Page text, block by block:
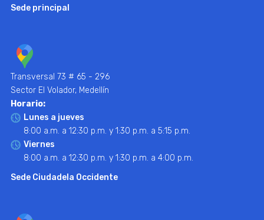
Sede principal
Transversal 73 # 65 - 296
Sector El Volador, Medellín
Horario:
Lunes a jueves
8:00 a.m. a 12:30 p.m. y 1:30 p.m. a 5:15 p.m.
Viernes
8:00 a.m. a 12:30 p.m. y 1:30 p.m. a 4:00 p.m.
Sede Ciudadela Occidente